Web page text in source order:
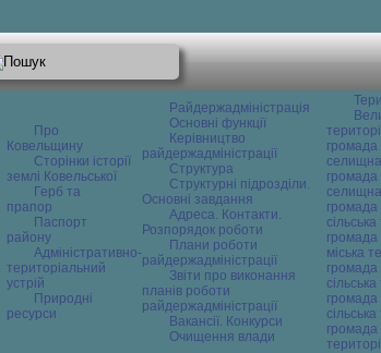
Про
Ковельщину
Сторінки історії
землі Ковельської
Герб та
прапор
Паспорт
району
Адміністративно-
територіальний
устрій
Природні
ресурси
Райдержадміністрація
Основні функції
Керівництво
райдержадміністрації
Структура
Структурні підрозділи.
Основні завдання
Адреса. Контакти.
Розпорядок роботи
Плани роботи
райдержадміністрації
Звіти про виконання
планів роботи
райдержадміністрації
Вакансії. Конкурси
Очищення влади
громада
селищна
громада
селищна
громада
громада
міська
громада
громада
громада